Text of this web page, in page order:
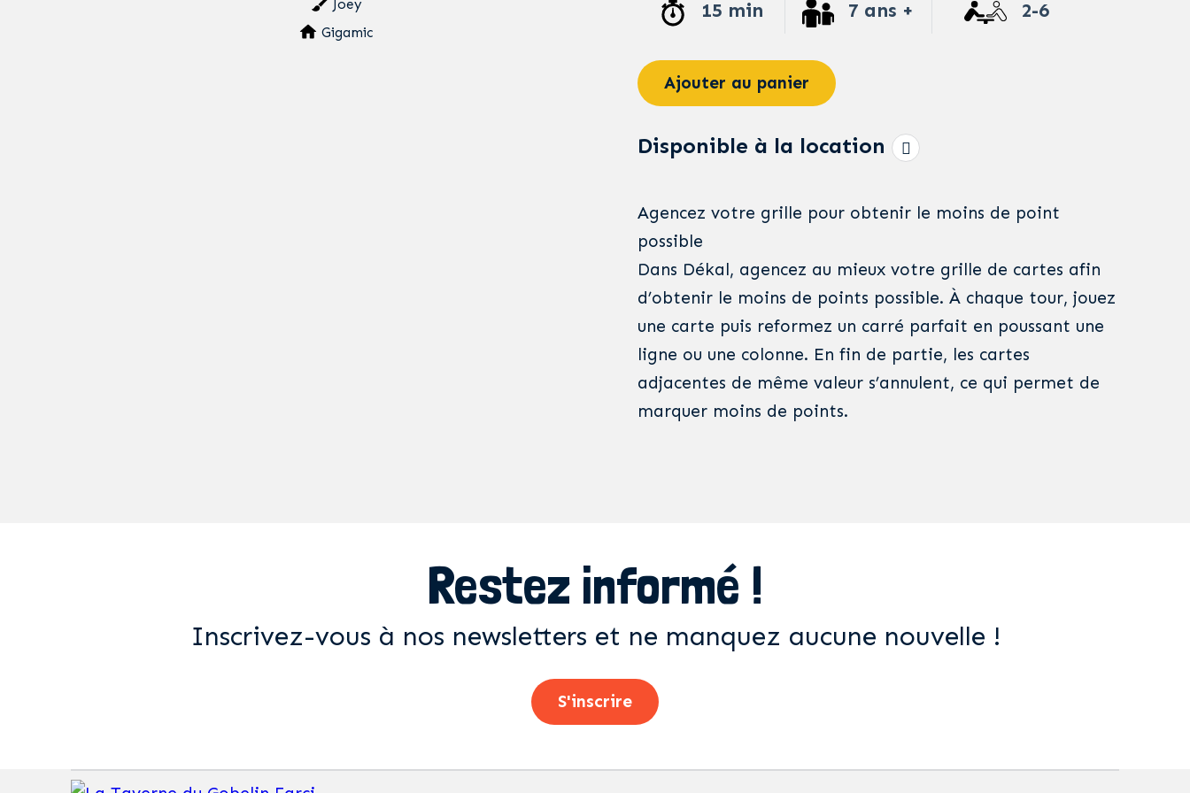
Joey
Gigamic
15 min 7 ans + 2-6
Ajouter au panier
Disponible à la location
Agencez votre grille pour obtenir le moins de point
possible
Dans Dékal, agencez au mieux votre grille de cartes afin
d’obtenir le moins de points possible. À chaque tour, jouez
une carte puis reformez un carré parfait en poussant une
ligne ou une colonne. En fin de partie, les cartes
adjacentes de même valeur s’annulent, ce qui permet de
marquer moins de points.
Restez informé !
Inscrivez-vous à nos newsletters et ne manquez aucune nouvelle !
S'inscrire